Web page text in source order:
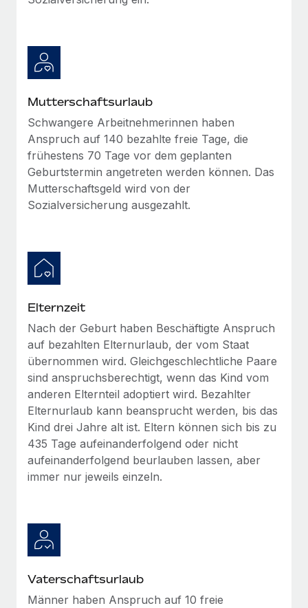
Mutterschaftsurlaub
Schwangere Arbeitnehmerinnen haben
Anspruch auf 140 bezahlte freie Tage, die
frühestens 70 Tage vor dem geplanten
Geburtstermin angetreten werden können. Das
Mutterschaftsgeld wird von der
Sozialversicherung ausgezahlt.
Elternzeit
Nach der Geburt haben Beschäftigte Anspruch
auf bezahlten Elternurlaub, der vom Staat
übernommen wird. Gleichgeschlechtliche Paare
sind anspruchsberechtigt, wenn das Kind vom
anderen Elternteil adoptiert wird. Bezahlter
Elternurlaub kann beansprucht werden, bis das
Kind drei Jahre alt ist. Eltern können sich bis zu
435 Tage aufeinanderfolgend oder nicht
aufeinanderfolgend beurlauben lassen, aber
immer nur jeweils einzeln.
Vaterschaftsurlaub
Männer haben Anspruch auf 10 freie